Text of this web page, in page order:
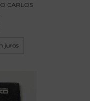
CARLOS
juros